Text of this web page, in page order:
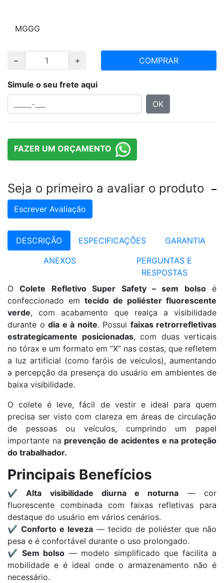
MGGG
COMPRAR
Simule o seu frete aqui
OK
FAZER UM ORÇAMENTO
Seja o primeiro a avaliar o produto
Escrever Avaliação
DESCRIÇÃO ESPECIFICAÇÕES
GARANTIA
ANEXOS
PERGUNTAS E
RESPOSTAS
OColete Refletivo Super Safety – sem bolsoé
confeccionado em tecido de poliéster fluorescente
verde, com acabamento que realça a visibilidade
durante o dia e à noite. Possui faixas retrorrefletivas
estrategicamente posicionadas, com duas verticais
no tórax e um formato em “X” nas costas, que refletem
a luz artificial (como faróis de veículos), aumentando
a percepção da presença do usuário em ambientes de
baixa visibilidade.
O colete é leve, fácil de vestir e ideal para quem
precisa ser visto com clareza em áreas de circulação
de pessoas ou veículos, cumprindo um papel
importante na prevenção de acidentes e na proteção
do trabalhador.
Principais Benefícios
✔️Alta visibilidade diurna e noturna — cor
fluorescente combinada com faixas refletivas para
destaque do usuário em vários cenários.
✔️ Conforto e leveza — tecido de poliéster que não
pesa e é confortável durante o uso prolongado.
✔️ Sem bolso — modelo simplificado que facilita a
mobilidade e é ideal onde o armazenamento não é
necessário.